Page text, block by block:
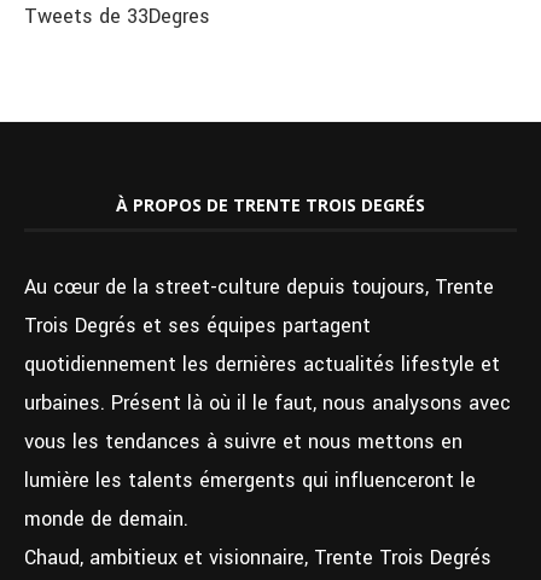
Tweets de 33Degres
À PROPOS DE TRENTE TROIS DEGRÉS
Au cœur de la street-culture depuis toujours, Trente
Trois Degrés et ses équipes partagent
quotidiennement les dernières actualités lifestyle et
urbaines. Présent là où il le faut, nous analysons avec
vous les tendances à suivre et nous mettons en
lumière les talents émergents qui influenceront le
monde de demain.
Chaud, ambitieux et visionnaire, Trente Trois Degrés